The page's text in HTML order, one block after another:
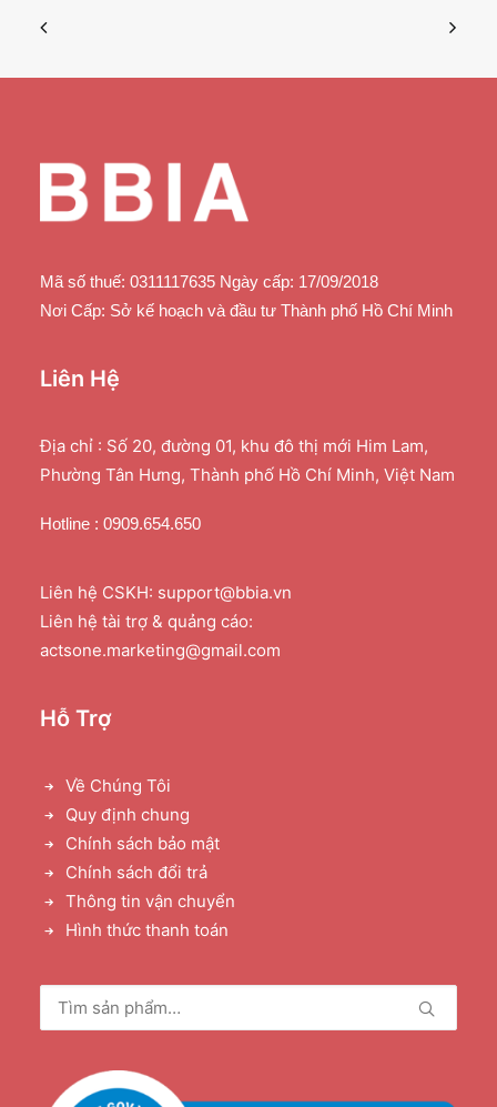
Mã số thuế: 0311117635 Ngày cấp: 17/09/2018
Nơi Cấp: Sở kế hoạch và đầu tư Thành phố Hồ Chí Minh
Liên Hệ
Địa chỉ : Số 20, đường 01, khu đô thị mới Him Lam,
Phường Tân Hưng, Thành phố Hồ Chí Minh, Việt Nam
Hotline : 0909.654.650
Liên hệ CSKH: support@bbia.vn
Liên hệ tài trợ & quảng cáo:
actsone.marketing@gmail.com
Hỗ Trợ
Về Chúng Tôi
Quy định chung
Chính sách bảo mật
Chính sách đổi trả
Thông tin vận chuyển
Hình thức thanh toán
Tìm
kiếm: